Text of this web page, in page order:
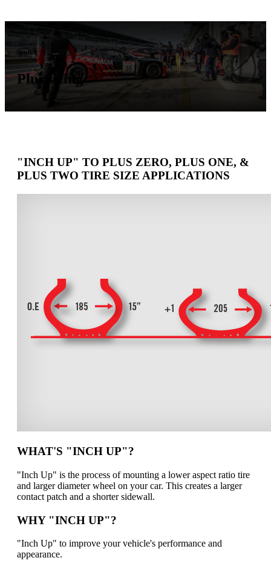
Toolkit
Plus sizing
"INCH UP" TO PLUS ZERO, PLUS ONE, &
PLUS TWO TIRE SIZE APPLICATIONS
WHAT'S "INCH UP"?
"Inch Up" is the process of mounting a lower aspect ratio tire
and larger diameter wheel on your car. This creates a larger
contact patch and a shorter sidewall.
WHY "INCH UP"?
"Inch Up" to improve your vehicle's performance and
appearance.